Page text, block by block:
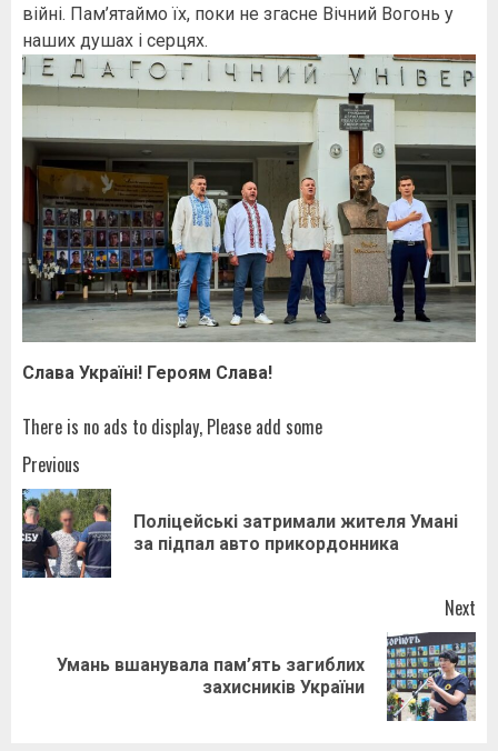
війні. Пам’ятаймо їх, поки не згасне Вічний Вогонь у
наших душах і серцях.
Слава Україні! Героям Слава!
There is no ads to display, Please add some
Post
navigation
Previous
Поліцейські затримали жителя Умані
за підпал авто прикордонника
Next
Умань вшанувала пам’ять загиблих
захисників України